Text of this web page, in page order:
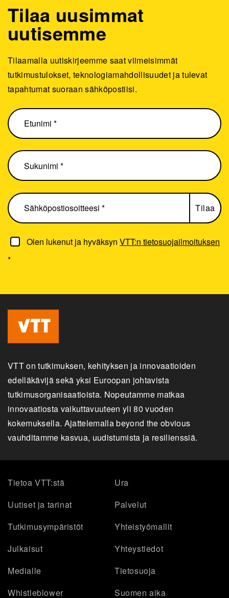
Olen lukenut ja hyväksynVTT:n tietosuojailmoituksen
*
Tilaa uusimmat
uutisemme
Tilaamalla uutiskirjeemme saat viimeisimmät
tutkimustulokset, teknologiamahdollisuudet ja tulevat
tapahtumat suoraan sähköpostiisi.
VTT on tutkimuksen, kehityksen ja innovaatioiden
edelläkävijä sekä yksi Euroopan johtavista
tutkimusorganisaatioista. Nopeutamme matkaa
innovaatiosta vaikuttavuuteen yli 80 vuoden
kokemuksella. Ajattelemalla beyond the obvious
vauhditamme kasvua, uudistumista ja resilienssiä.
Tietoa VTT:stä
Ura
Uutiset ja tarinat
Palvelut
Tutkimusympäristöt
Yhteistyömallit
Julkaisut
Yhteystiedot
Medialle
Tietosuoja
Whistleblower
Suomen aika